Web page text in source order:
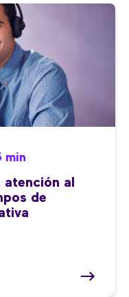
min
al
de